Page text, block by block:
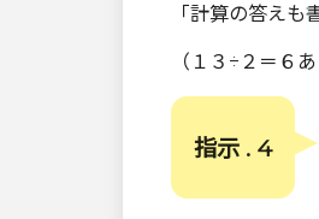
「計算の答えも
（１３÷２＝６
指示 . 4